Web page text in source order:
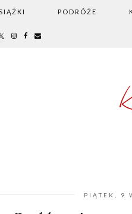
PODRÓŻE
PIĄTEK, 9